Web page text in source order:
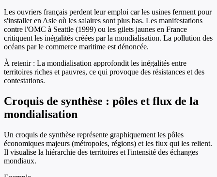
Les ouvriers français perdent leur emploi car les usines ferment pour
s'installer en Asie où les salaires sont plus bas. Les manifestations
contre l'OMC à Seattle (1999) ou les gilets jaunes en France
critiquent les inégalités créées par la mondialisation. La pollution des
océans par le commerce maritime est dénoncée.
À retenir : La mondialisation approfondit les inégalités entre
territoires riches et pauvres, ce qui provoque des résistances et des
contestations.
Croquis de synthèse : pôles et flux de la
mondialisation
Un croquis de synthèse représente graphiquement les pôles
économiques majeurs (métropoles, régions) et les flux qui les relient.
Il visualise la hiérarchie des territoires et l'intensité des échanges
mondiaux.